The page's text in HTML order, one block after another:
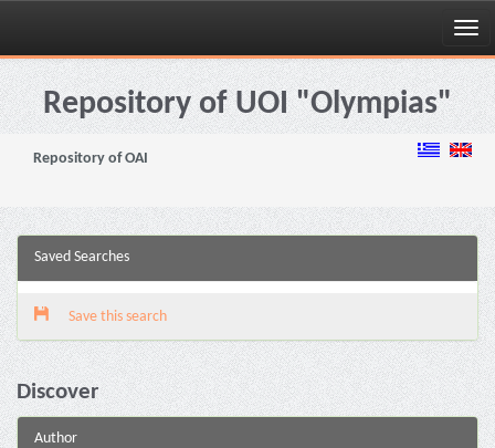
Skip
navigationRepository of UOI "Olympias"
Repository of OAI
Saved Searches
Save this search
Discover
Author